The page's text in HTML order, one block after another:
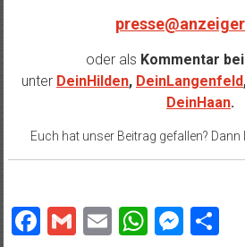
oder als Kommentar bei
unter DeinHilden, DeinLangenfeld
DeinHaan.
Euch hat unser Beitrag gefallen? Dann
Facebook
Gmail
Email